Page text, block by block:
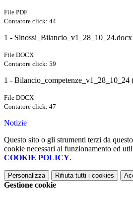
File PDF
Contatore click: 44
1 - Sinossi_Bilancio_v1_28_10_24.docx
File DOCX
Contatore click: 59
1 - Bilancio_competenze_v1_28_10_24
File DOCX
Contatore click: 47
Notizie
Questo sito o gli strumenti terzi da
cookie necessari al funzionamento ed
COOKIE POLICY.
Personalizza Rifiuta tutti i cookies
Gestione cookie